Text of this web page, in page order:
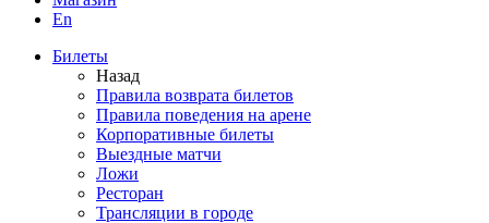
En
Билеты
Назад
Правила возврата билетов
Правила поведения на арене
Корпоративные билеты
Выездные матчи
Ложи
Ресторан
Трансляции в городе